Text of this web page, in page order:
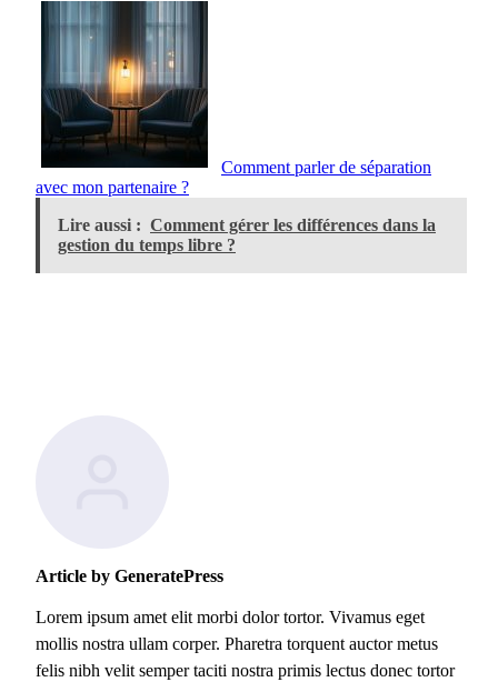
Comment parler de séparation
avec mon partenaire ?
Lire aussi : Comment gérer les différences dans la
gestion du temps libre ?
Article by GeneratePress
Lorem ipsum amet elit morbi dolor tortor. Vivamus eget
mollis nostra ullam corper. Pharetra torquent auctor metus
felis nibh velit semper taciti nostra primis lectus donec tortor